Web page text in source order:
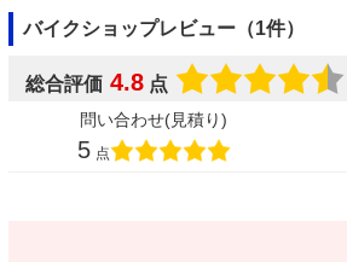
バイクショップレビュー（1件）
総合評価 4.8 点
問い合わせ(見積り)
5 点